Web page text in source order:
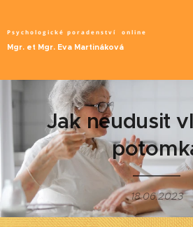
Psychologické poradenství online
Mgr. et Mgr. Eva Martináková
Jak neudusit
18.06.2023